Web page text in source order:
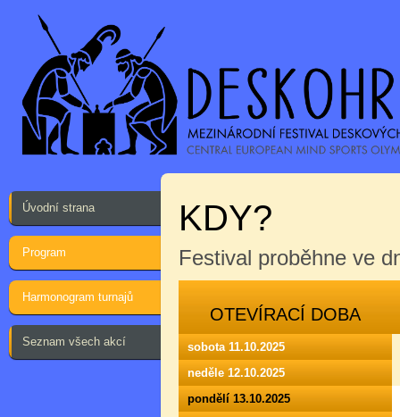
Úvodní strana
Program
Harmonogram turnajů
Seznam všech akcí
KDY?
Festival proběhne ve
OTEVÍRACÍ DOBA
sobota 11.10.2025
neděle 12.10.2025
pondělí 13.10.2025